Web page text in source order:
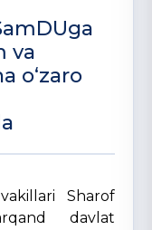
va
o‘zaro
Sharof
davlat